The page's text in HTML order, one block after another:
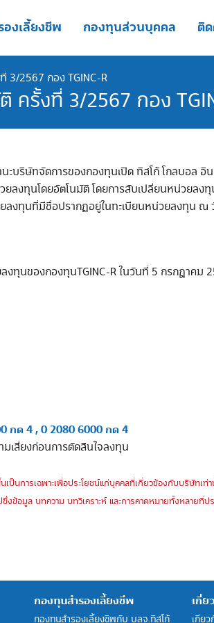
งเลี้ยงชีพ กองทุนส่วนบุคคล ติ
3/2567 กอง TGINC-R
ครั้งที่ 3/2567 กอง
บริษัทจัดการของกองทุนเปิด ทิสโก้ โกลบอล
งทุนโดยอัตโนมัติ โดยการสับเปลี่ยนหน่วยล
ลงทุนที่มีชื่อปรากฏอยู่ในทะเบียนหน่วยลงทุน
ทุนของกองทุนTGINC-R ในวันที่ 5 กรกฎาคม
กด 4 , 0 2080 6000 กด 4
มเสี่ยงก่อนการตัดสินใจลงทุน
ป็นการเฉพาะเพื่อประโยชน์แก่บุคคลที่เกี่ยวข้องกับบริษัทเ
ข้อมูล บทความ บทวิเคราะห์ และการคาดหมายทั้งหลายที่
กองทุนสำรองเลี้ยงชีพ
กองทุนสำรองเลี้ยงชีพกับ บลจ.ทิสโก้
เกี่ย
เกี่ย